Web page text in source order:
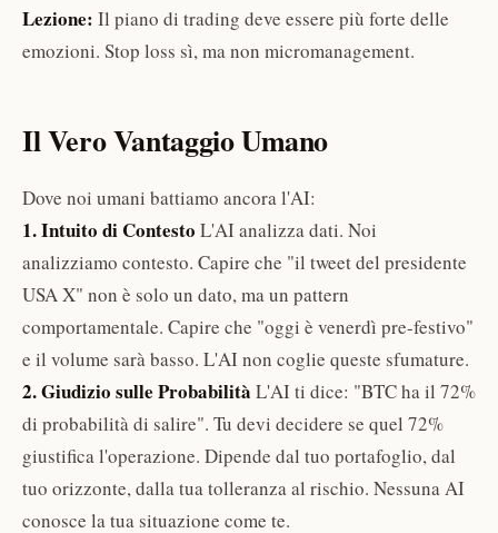
Lezione: Il piano di trading deve essere più forte delle
emozioni. Stop loss sì, ma non micromanagement.
Il Vero Vantaggio Umano
Dove noi umani battiamo ancora l'AI:
1. Intuito di Contesto L'AI analizza dati. Noi
analizziamo contesto. Capire che "il tweet del presidente
USA X" non è solo un dato, ma un pattern
comportamentale. Capire che "oggi è venerdì pre-festivo"
e il volume sarà basso. L'AI non coglie queste sfumature.
2. Giudizio sulle Probabilità L'AI ti dice: "BTC ha il 72%
di probabilità di salire". Tu devi decidere se quel 72%
giustifica l'operazione. Dipende dal tuo portafoglio, dal
tuo orizzonte, dalla tua tolleranza al rischio. Nessuna AI
conosce la tua situazione come te.